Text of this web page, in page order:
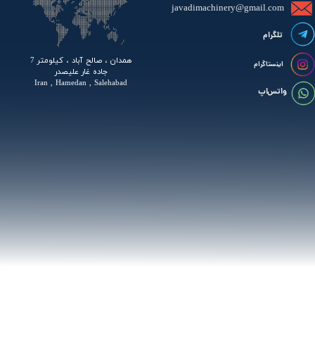
همدان ، صالح آباد ، کیلومتر 7
جاده غار علیصدر
Iran , Hamedan , Salehabad
اینستاگرام
javadimachinery@gmail.com​​​​​​​​
تلگرام
واتس اپ